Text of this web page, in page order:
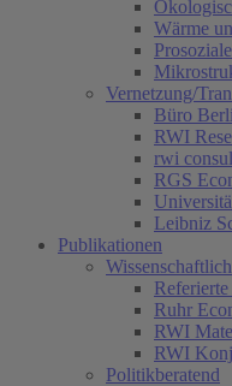
Wärme
Vernetzung/
Büro
RWI
rwi
RGS
Leibniz
Publikationen
Wissenschaftlich
Ruhr
RWI
RWI
Politikberatend